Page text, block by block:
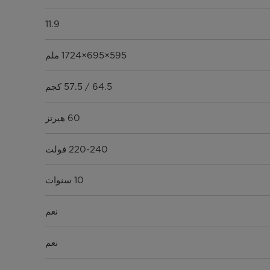
11.9
595×695×1724 ملم
64.5 / 57.5 كجم
60 هيرتز
220-240 فولت
10 سنوات
نعم
نعم